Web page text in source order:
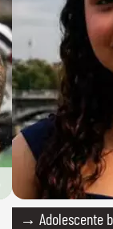
→ Adolescente